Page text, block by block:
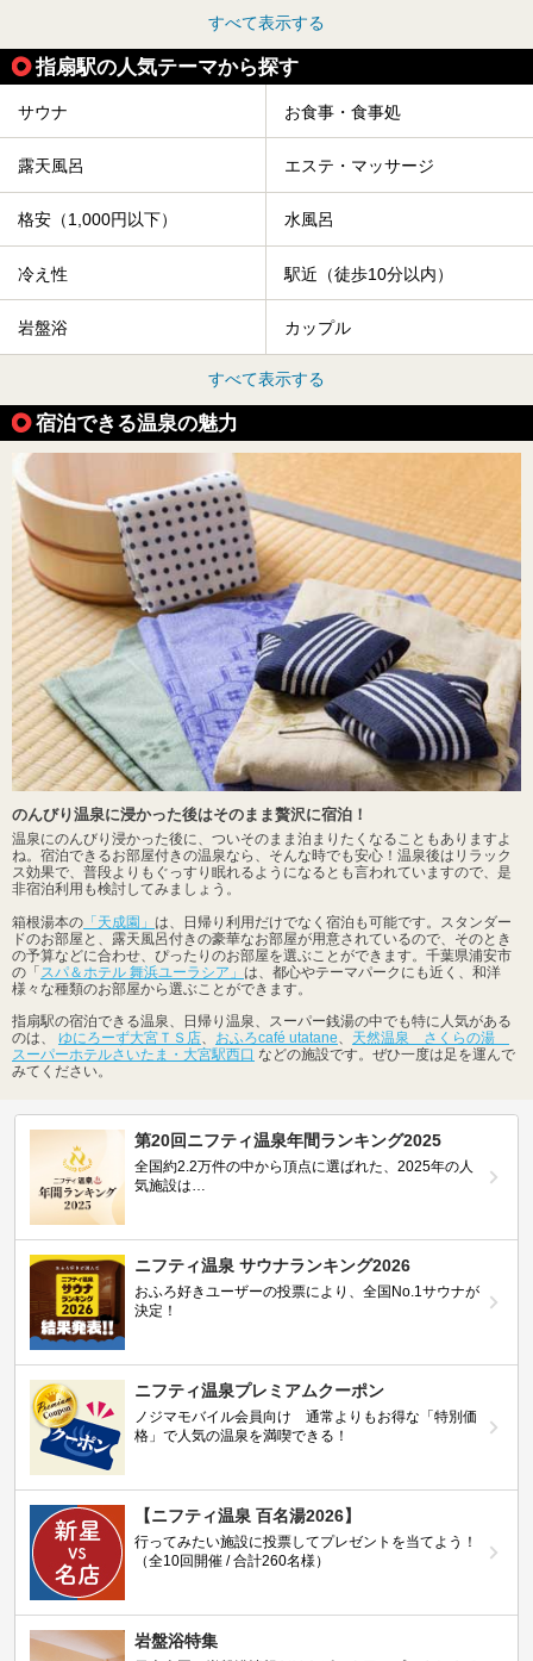
すべて表示する
指扇駅の人気テーマから探す
サウナ お食事・食事処
露天風呂 エステ・マッサージ
格安（1,000円以下） 水風呂
冷え性 駅近（徒歩10分以内）
岩盤浴 カップル
すべて表示する
宿泊できる温泉の魅力
のんびり温泉に浸かった後はそのまま贅沢に宿泊！
温泉にのんびり浸かった後に、ついそのまま泊まりたくなることもありますよ
ね。宿泊できるお部屋付きの温泉なら、そんな時でも安心！温泉後はリラック
ス効果で、普段よりもぐっすり眠れるようになるとも言われていますので、是
非宿泊利用も検討してみましょう。
箱根湯本の 「天成園」 は、日帰り利用だけでなく宿泊も可能です。スタンダー
ドのお部屋と、露天風呂付きの豪華なお部屋が用意されているので、そのとき
の予算などに合わせ、ぴったりのお部屋を選ぶことができます。千葉県浦安市
の「スパ＆ホテル 舞浜ユーラシア」 は、都心やテーマパークにも近く、和洋
様々な種類のお部屋から選ぶことができます。
指扇駅の宿泊できる温泉、日帰り温泉、スーパー銭湯の中でも特に人気がある
のは、 ゆにろーず大宮ＴＳ店、 おふろcafé utatane、 天然温泉 さくらの湯
スーパーホテルさいたま・大宮駅西口 などの施設です。ぜひ一度は足を運んで
みてください。
第20回ニフティ温泉年間ランキング2025
全国約2.2万件の中から頂点に選ばれた、2025年の人
気施設は…
ニフティ温泉 サウナランキング2026
おふろ好きユーザーの投票により、全国No.1サウナが
決定！
ニフティ温泉プレミアムクーポン
ノジマモバイル会員向け 通常よりもお得な「特別価
格」で人気の温泉を満喫できる！
【ニフティ温泉 百名湯2026】
行ってみたい施設に投票してプレゼントを当てよう！
（全10回開催 / 合計260名様）
岩盤浴特集